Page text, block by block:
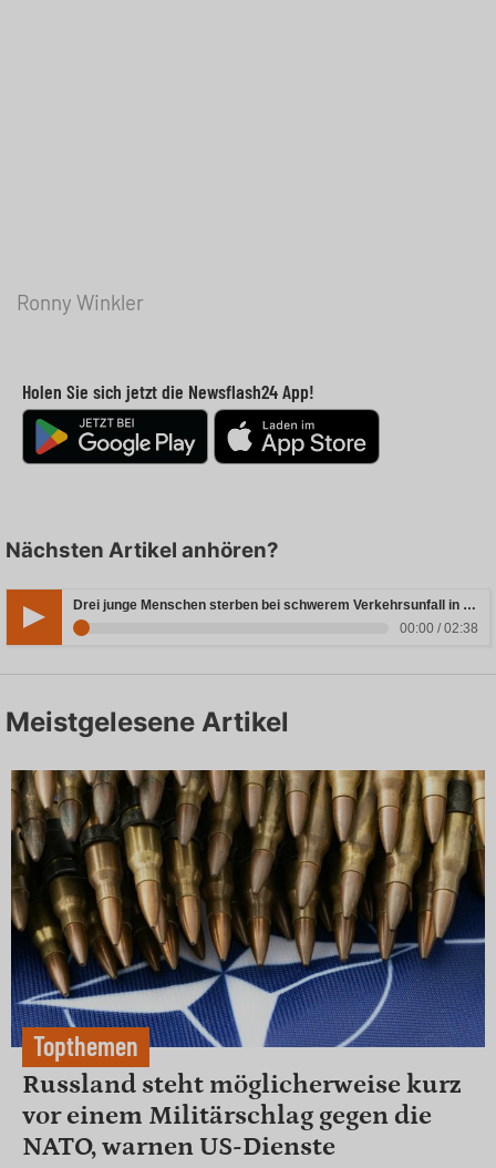
Ronny Winkler
Holen Sie sich jetzt die Newsflash24 App!
Nächsten Artikel anhören?
Drei junge Menschen sterben bei schwerem Verkehrsunfall in Rheinland-Pfalz
00:00 / 02:38
Meistgelesene Artikel
Topthemen
Russland steht möglicherweise kurz
vor einem Militärschlag gegen die
NATO, warnen US-Dienste